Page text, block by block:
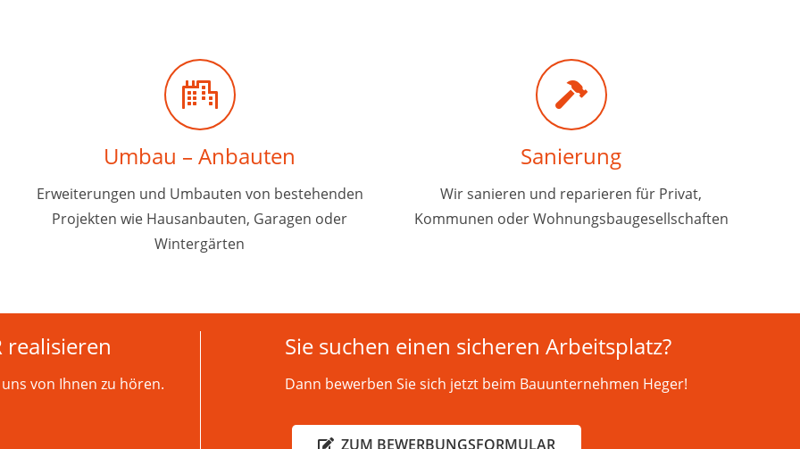
Umbau – Anbauten
Erweiterungen und Umbauten von bestehenden
Projekten wie Hausanbauten, Garagen oder
Wintergärten
Sanierung
Wir sanieren und reparieren für Privat,
Kommunen oder Wohnungsbaugesellschaften
realisieren
von Ihnen zu hören.
Sie suchen einen sicheren Arbeitsplatz?
Dann bewerben Sie sich jetzt beim Bauunternehmen Heger!
ZUM BEWERBUNGSFORMULAR